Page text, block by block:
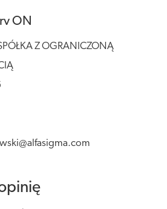
ON
Z OGRANICZONĄ